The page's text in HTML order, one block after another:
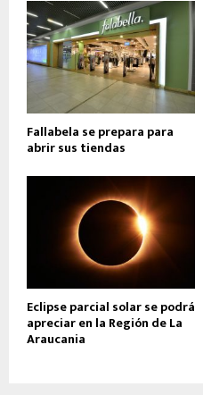
Fallabela se prepara para
abrir sus tiendas
Eclipse parcial solar se podrá
apreciar en la Región de La
Araucania